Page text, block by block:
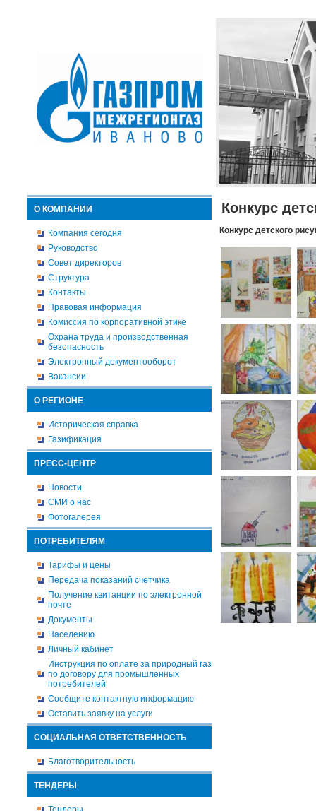
О КОМПАНИИ
Компания сегодня
Руководство
Совет директоров
Структура
Контакты
Правовая информация
Комиссия по корпоративной этике
Охрана труда и производственная
безопасность
Электронный документооборот
Вакансии
О РЕГИОНЕ
Историческая справка
Газификация
ПРЕСС-ЦЕНТР
Новости
СМИ о нас
Фотогалерея
ПОТРЕБИТЕЛЯМ
Тарифы и цены
Передача показаний счетчика
Получение квитанции по электронной
почте
Документы
Населению
Личный кабинет
Инструкция по оплате за природный газ
по договору для промышленных
потребителей
Сообщите контактную информацию
Оставить заявку на услуги
СОЦИАЛЬНАЯ ОТВЕТСТВЕННОСТЬ
Благотворительность
ТЕНДЕРЫ
Конкурс
Конкурс детского